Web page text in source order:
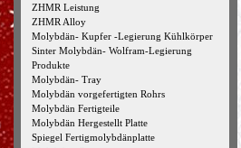
ZHMR Leistung
ZHMR Alloy
Molybdän- Kupfer -Legierung Kühlkörper
Sinter Molybdän- Wolfram-Legierung
Produkte
Molybdän- Tray
Molybdän vorgefertigten Rohrs
Molybdän Fertigteile
Molybdän Hergestellt Platte
Spiegel Fertigmolybdänplatte